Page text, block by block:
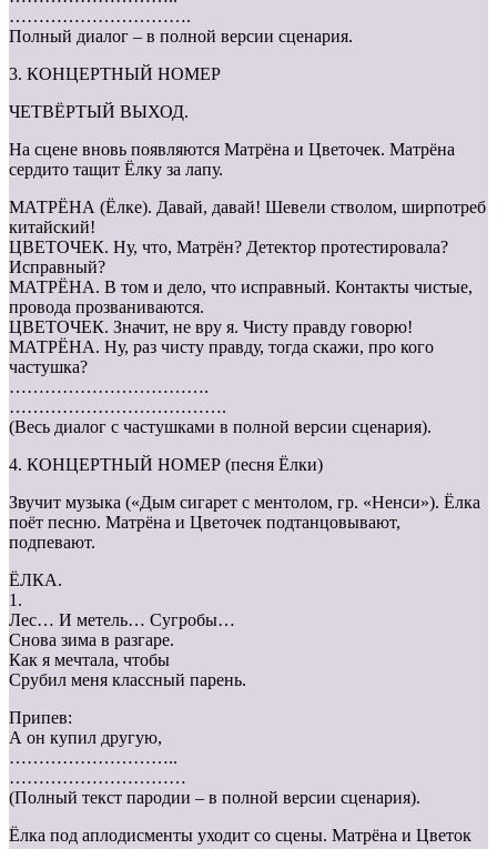
………………………….
Полный диалог – в полной версии сценария.
3. КОНЦЕРТНЫЙ НОМЕР
ЧЕТВЁРТЫЙ ВЫХОД.
На сцене вновь появляются Матрёна и Цветочек. Матрёна
сердито тащит Ёлку за лапу.
МАТРЁНА (Ёлке). Давай, давай! Шевели стволом, ширпотреб
китайский!
ЦВЕТОЧЕК. Ну, что, Матрён? Детектор протестировала?
Исправный?
МАТРЁНА. В том и дело, что исправный. Контакты чистые,
провода прозваниваются.
ЦВЕТОЧЕК. Значит, не вру я. Чисту правду говорю!
МАТРЁНА. Ну, раз чисту правду, тогда скажи, про кого
частушка?
…………………………….
……………………………….
(Весь диалог с частушками в полной версии сценария).
4. КОНЦЕРТНЫЙ НОМЕР (песня Ёлки)
Звучит музыка («Дым сигарет с ментолом, гр. «Ненси»). Ёлка
поёт песню. Матрёна и Цветочек подтанцовывают,
подпевают.
ЁЛКА.
1.
Лес… И метель… Сугробы…
Снова зима в разгаре.
Как я мечтала, чтобы
Срубил меня классный парень.
Припев:
А он купил другую,
………………………..
…………………………
(Полный текст пародии – в полной версии сценария).
Ёлка под аплодисменты уходит со сцены. Матрёна и Цветок